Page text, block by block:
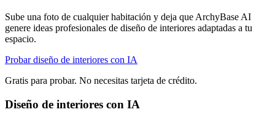
Sube una foto de cualquier habitación y deja que ArchyBase AI
genere ideas profesionales de diseño de interiores adaptadas a tu
espacio.
Probar diseño de interiores con IA
Gratis para probar. No necesitas tarjeta de crédito.
Diseño de interiores con IA